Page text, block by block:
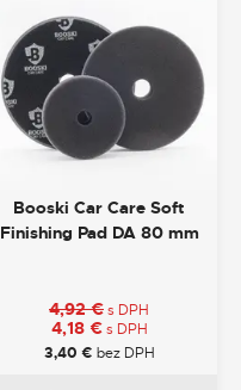
Booski Car Care Soft
Finishing Pad DA 80 mm
4,92€s DPH
4,18 € s DPH
3,40 € bez DPH